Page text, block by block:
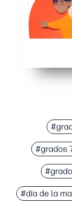
#grados
#día de la